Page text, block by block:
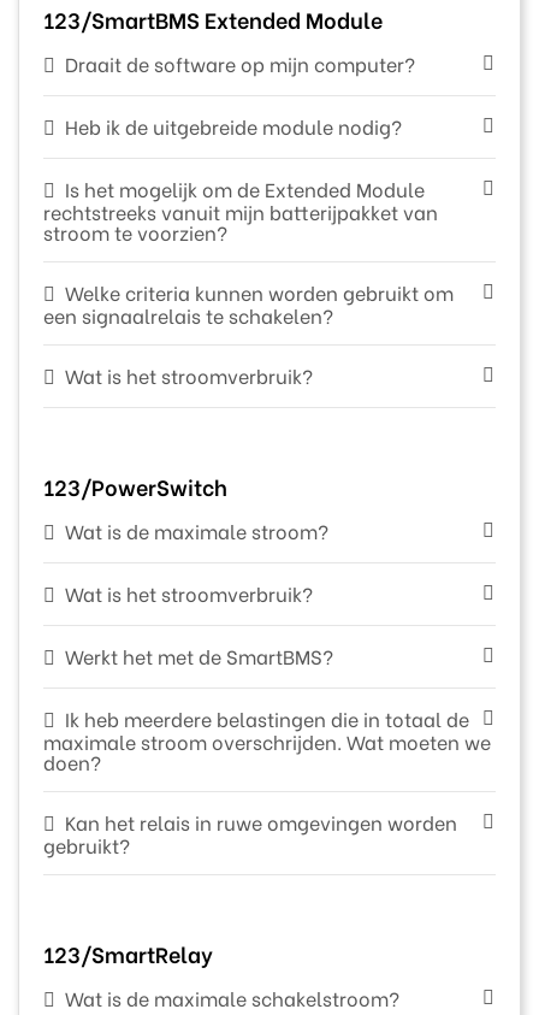
123/SmartBMS Extended Module
Draait de software op mijn computer?
Heb ik de uitgebreide module nodig?
Is het mogelijk om de Extended Module
rechtstreeks vanuit mijn batterijpakket van
stroom te voorzien?
Welke criteria kunnen worden gebruikt om
een signaalrelais te schakelen?
Wat is het stroomverbruik?
123/PowerSwitch
Wat is de maximale stroom?
Wat is het stroomverbruik?
Werkt het met de SmartBMS?
Ik heb meerdere belastingen die in totaal de
maximale stroom overschrijden. Wat moeten we
doen?
Kan het relais in ruwe omgevingen worden
gebruikt?
123/SmartRelay
Wat is de maximale schakelstroom?